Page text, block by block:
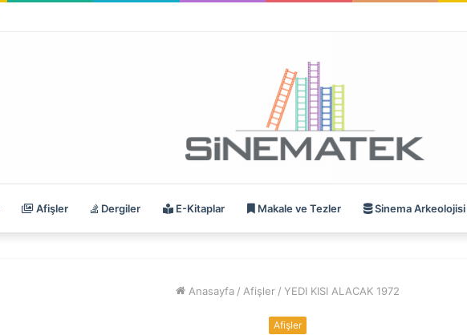
Afişler Dergiler E-Kitaplar Makale ve Tezler Sinema Arkeolojisi
Anasayfa / Afişler / YEDI KISI ALACAK 1972
Afişler